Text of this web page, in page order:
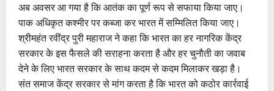
अब अवसर आ गया है कि आतंक का पूर्ण रूप से सफाया किया जाए।
पाक अधिकृत कश्मीर पर कब्जा कर भारत में सम्मिलित किया जाए।
श्रीमहंत रवींद्र पुरी महाराज ने कहा कि भारत का हर नागरिक केंद्र
सरकार के इस फैसले की सराहना करता है और हर चुनौती का जवाब
देने के लिए भारत सरकार के साथ कदम से कदम मिलाकर खड़ा है।
संत समाज केंद्र सरकार से मांग करता है कि भारत को कठोर कार्रवाई